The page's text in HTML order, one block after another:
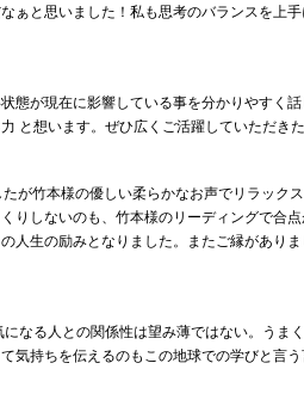
ぁと思いました！私も思考のバランスを上
態が現在に影響している事を分かりやすく
と想います。ぜひ広くご活躍していただきた
が竹本様の優しい柔らかなお声でリラック
りしないのも、竹本様のリーディングで合
人生の励みとなりました。またご縁があり
なる人との関係性は望み薄ではない。うま
気持ちを伝えるのもこの地球での学びと言